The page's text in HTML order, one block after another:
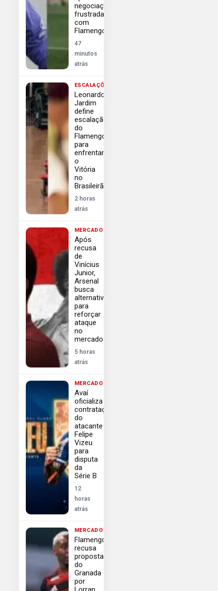
negociações
frustradas
com
Flamengo
47
minutos
atrás
ESCALAÇÕES
Leonardo
Jardim
define
escalação
do
Flamengo
para
enfrentar
o
Vitória
no
Brasileirão
2 horas
atrás
MERCADO
Após
recusa
de
Vinícius
Junior,
Arsenal
busca
alternativas
para
reforçar
ataque
no
mercado
5 horas
atrás
MERCADO
Avaí
oficializa
contratação
do
atacante
Felipe
Vizeu
para
disputa
da
Série B
12
horas
atrás
MERCADO
Flamengo
recusa
proposta
do
Granada
por